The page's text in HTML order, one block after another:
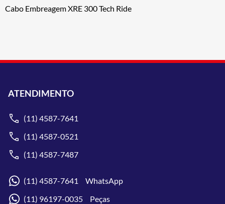
Cabo Embreagem XRE 300 Tech Ride
ATENDIMENTO
(11) 4587-7641
(11) 4587-0521
(11) 4587-7487
(11) 4587-7641 WhatsApp
(11) 96197-0035 Peças